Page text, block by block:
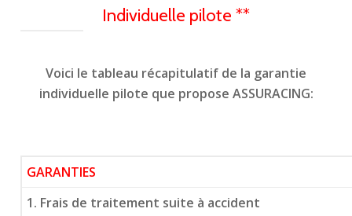
Individuelle pilote **
Voici le tableau récapitulatif de la garantie
individuelle pilote que propose ASSURACING:
GARANTIES
1. Frais de traitement suite à accident